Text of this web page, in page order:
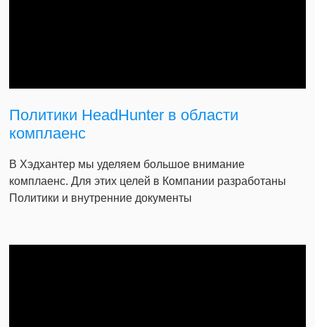
Политики HeadHunter в области
комплаенс
В Хэдхантер мы уделяем большое внимание
комплаенс. Для этих целей в Компании разработаны
Политики и внутренние документы